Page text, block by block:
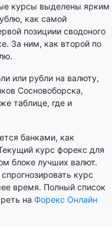
курсы выделены ярким
как самой
позициии сводоного
За ним, как второй по
или рубли на валюту,
Сосновоборска,
таблице, где и
банками, как
курс форекс для
блоке лучших валют.
курс
время. Полный список
на Форекс Онлайн